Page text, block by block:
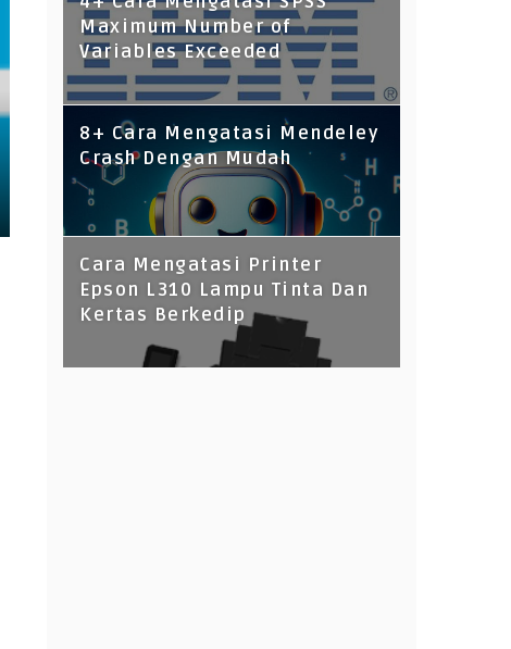
Maximum Number of
Variables Exceeded
8+ Cara Mengatasi Mendeley
Crash Dengan Mudah
Cara Mengatasi Printer
Epson L310 Lampu Tinta Dan
Kertas Berkedip